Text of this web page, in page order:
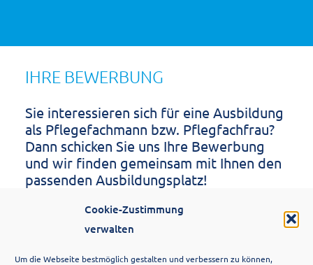
Cookie-Zustimmung
verwalten
Um die Webseite bestmöglich gestalten und verbessern zu können,
IHRE BEWERBUNG
Sie interessieren sich für eine Ausbildung
als Pflegefachmann bzw. Pflegfachfrau?
Dann schicken Sie uns Ihre Bewerbung
und wir finden gemeinsam mit Ihnen den
passenden Ausbildungsplatz!
UNSERE KONTAKTDATEN